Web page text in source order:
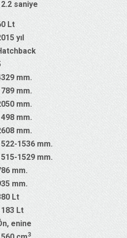
saniye
Lt
yıl
mm.
mm.
mm.
mm.
mm.
1536 mm.
1529 mm.
mm.
mm.
Lt
Lt
enine
3